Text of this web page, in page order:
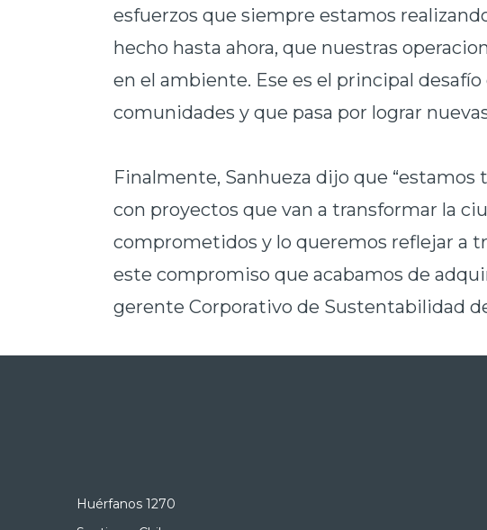
esfuerzos que siempre estamos
hecho hasta ahora, que nuestras
en el ambiente. Ese es el principal
comunidades y que pasa por lograr
Finalmente, Sanhueza dijo que
con proyectos que van a transformar la
comprometidos y lo queremos reflejar a
este compromiso que acabamos de
gerente Corporativo de Sustentabilidad
Huérfanos 1270